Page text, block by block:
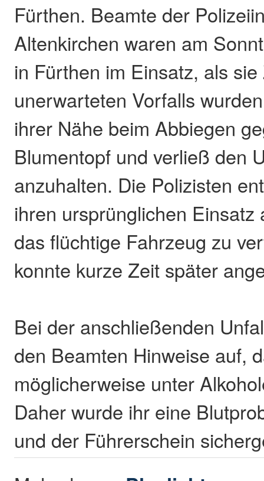
Fürthen. Beamte der
Altenkirchen waren am
in Fürthen im Einsatz, als
unerwarteten Vorfalls
ihrer Nähe beim Abbiegen
Blumentopf und verließ den
anzuhalten. Die Polizisten
ihren ursprünglichen Einsatz
das flüchtige Fahrzeug zu
konnte kurze Zeit später
Bei der anschließenden
den Beamten Hinweise auf,
möglicherweise unter
Daher wurde ihr eine
und der Führerschein